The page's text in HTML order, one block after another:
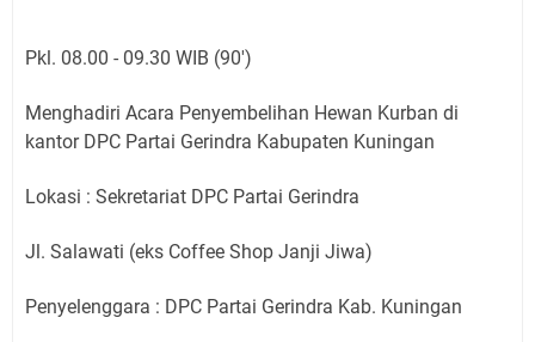
Pkl. 08.00 - 09.30 WIB (90')
Menghadiri Acara Penyembelihan Hewan Kurban di
kantor DPC Partai Gerindra Kabupaten Kuningan
Lokasi : Sekretariat DPC Partai Gerindra
Jl. Salawati (eks Coffee Shop Janji Jiwa)
Penyelenggara : DPC Partai Gerindra Kab. Kuningan